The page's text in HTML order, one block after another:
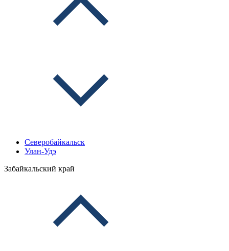
Северобайкальск
Улан-Удэ
Забайкальский край